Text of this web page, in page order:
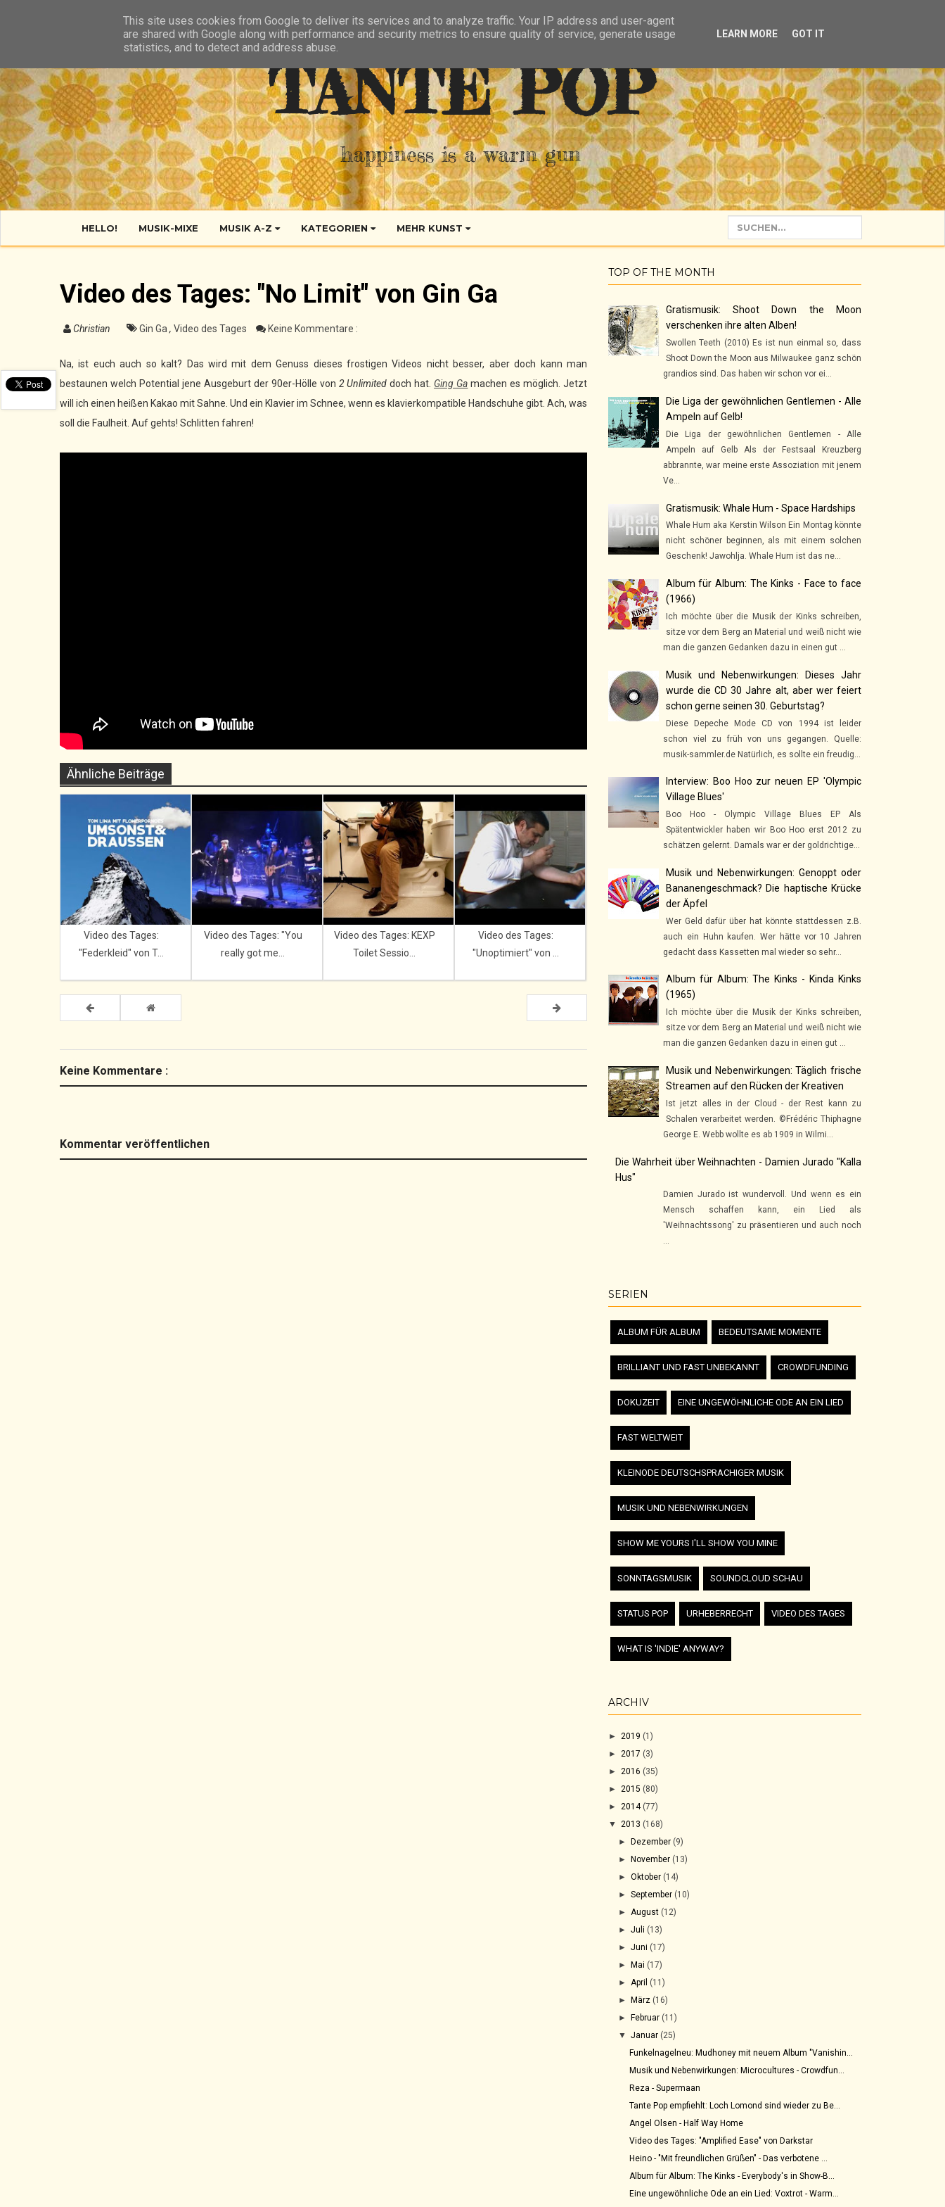
TANTE POP
happiness is a warm gun
HELLO! MUSIK-MIXE MUSIK A-Z KATEGORIEN MEHR KUNST
Video des Tages: "No Limit" von Gin Ga
Christian Gin Ga , Video des Tages Keine Kommentare :
Na, ist euch auch so kalt? Das wird mit dem Genuss dieses frostigen Videos nicht besser, aber doch kann man
bestaunen welch Potential jene Ausgeburt der 90er-Hölle von 2 Unlimited doch hat. Ging Ga machen es möglich. Jetzt
will ich einen heißen Kakao mit Sahne. Und ein Klavier im Schnee, wenn es klavierkompatible Handschuhe gibt. Ach, was
soll die Faulheit. Auf gehts! Schlitten fahren!
Ähnliche Beiträge
Video des Tages:
"Federkleid" von T...
Video des Tages: "You
really got me...
Video des Tages: KEXP
Toilet Sessio...
Video des Tages:
"Unoptimiert" von ...
Keine Kommentare :
Kommentar veröffentlichen
TOP OF THE MONTH
Gratismusik: Shoot Down the Moon
verschenken ihre alten Alben!
Swollen Teeth (2010) Es ist nun einmal so, dass
Shoot Down the Moon aus Milwaukee ganz schön
grandios sind. Das haben wir schon vor ei...
Die Liga der gewöhnlichen Gentlemen - Alle
Ampeln auf Gelb!
Die Liga der gewöhnlichen Gentlemen - Alle
Ampeln auf Gelb Als der Festsaal Kreuzberg
abbrannte, war meine erste Assoziation mit jenem
Ve...
Gratismusik: Whale Hum - Space Hardships
Whale Hum aka Kerstin Wilson Ein Montag könnte
nicht schöner beginnen, als mit einem solchen
Geschenk! Jawohlja. Whale Hum ist das ne...
Album für Album: The Kinks - Face to face
(1966)
Ich möchte über die Musik der Kinks schreiben,
sitze vor dem Berg an Material und weiß nicht wie
man die ganzen Gedanken dazu in einen gut ...
Musik und Nebenwirkungen: Dieses Jahr
wurde die CD 30 Jahre alt, aber wer feiert
schon gerne seinen 30. Geburtstag?
Diese Depeche Mode CD von 1994 ist leider
schon viel zu früh von uns gegangen. Quelle:
musik-sammler.de Natürlich, es sollte ein freudig...
Interview: Boo Hoo zur neuen EP 'Olympic
Village Blues'
Boo Hoo - Olympic Village Blues EP Als
Spätentwickler haben wir Boo Hoo erst 2012 zu
schätzen gelernt. Damals war er der goldrichtige...
Musik und Nebenwirkungen: Genoppt oder
Bananengeschmack? Die haptische Krücke
der Äpfel
Wer Geld dafür über hat könnte stattdessen z.B.
auch ein Huhn kaufen. Wer hätte vor 10 Jahren
gedacht dass Kassetten mal wieder so sehr...
Album für Album: The Kinks - Kinda Kinks
(1965)
Ich möchte über die Musik der Kinks schreiben,
sitze vor dem Berg an Material und weiß nicht wie
man die ganzen Gedanken dazu in einen gut ...
Musik und Nebenwirkungen: Täglich frische
Streamen auf den Rücken der Kreativen
Ist jetzt alles in der Cloud - der Rest kann zu
Schalen verarbeitet werden. ©Frédéric Thiphagne
George E. Webb wollte es ab 1909 in Wilmi...
Die Wahrheit über Weihnachten - Damien Jurado "Kalla
Hus"
Damien Jurado ist wundervoll. Und wenn es ein
Mensch schaffen kann, ein Lied als
'Weihnachtssong' zu präsentieren und auch noch
...
SERIEN
ALBUM FÜR ALBUM BEDEUTSAME MOMENTE
BRILLIANT UND FAST UNBEKANNT CROWDFUNDING
DOKUZEIT EINE UNGEWÖHNLICHE ODE AN EIN LIED
FAST WELTWEIT
KLEINODE DEUTSCHSPRACHIGER MUSIK
MUSIK UND NEBENWIRKUNGEN
SHOW ME YOURS I'LL SHOW YOU MINE
SONNTAGSMUSIK SOUNDCLOUD SCHAU
STATUS POP URHEBERRECHT VIDEO DES TAGES
WHAT IS 'INDIE' ANYWAY?
ARCHIV
► 2019 (1)
► 2017 (3)
► 2016 (35)
► 2015 (80)
► 2014 (77)
▼ 2013 (168)
►Dezember (9)
►November (13)
►Oktober (14)
►September (10)
► August (12)
►Juli (13)
►Juni (17)
►Mai (17)
► April (11)
►März (16)
►Februar (11)
▼Januar (25)
Funkelnagelneu: Mudhoney mit neuem Album "Vanishin...
Musik und Nebenwirkungen: Microcultures - Crowdfun...
Reza - Supermaan
Tante Pop empfiehlt: Loch Lomond sind wieder zu Be...
Angel Olsen - Half Way Home
Video des Tages: "Amplified Ease" von Darkstar
Heino - "Mit freundlichen Grüßen" - Das verbotene ...
Album für Album: The Kinks - Everybody's in Show-B...
Eine ungewöhnliche Ode an ein Lied: Voxtrot - Warm...
This site uses cookies from Google to deliver its services and to analyze traffic. Your IP address and user-agent
are shared with Google along with performance and security metrics to ensure quality of service, generate usage
statistics, and to detect and address abuse.
LEARN MORE GOT IT